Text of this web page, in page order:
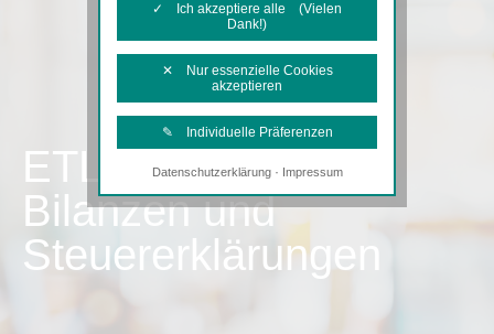
ETL
Bilanzen und
Steuererklärungen
✓ Ich akzeptiere alle (Vielen
Dank!)
✕ Nur essenzielle Cookies
akzeptieren
✎ Individuelle Präferenzen
Notwendige Cookies
Diese Cookies sind erforderlich, um die
grundlegende Funktionalität der Website
Tracking- und Targeting-Cookies
Datenschutzerklärung· Impressum